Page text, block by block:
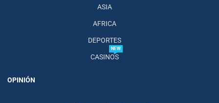
ASIA
AFRICA
DEPORTES
CASINOS
NEW
OPINIÓN